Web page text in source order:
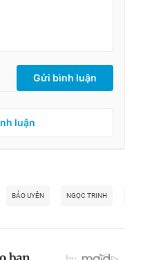
Gửi bình luận
luận
BẢO UYÊN NGỌC TRINH